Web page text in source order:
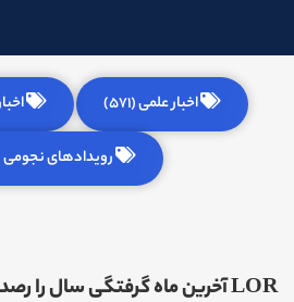
اخبار علمی (571)
رویدادهای نجومی
LOR آخرین ماه گرفتگی سال را رصد کرد.